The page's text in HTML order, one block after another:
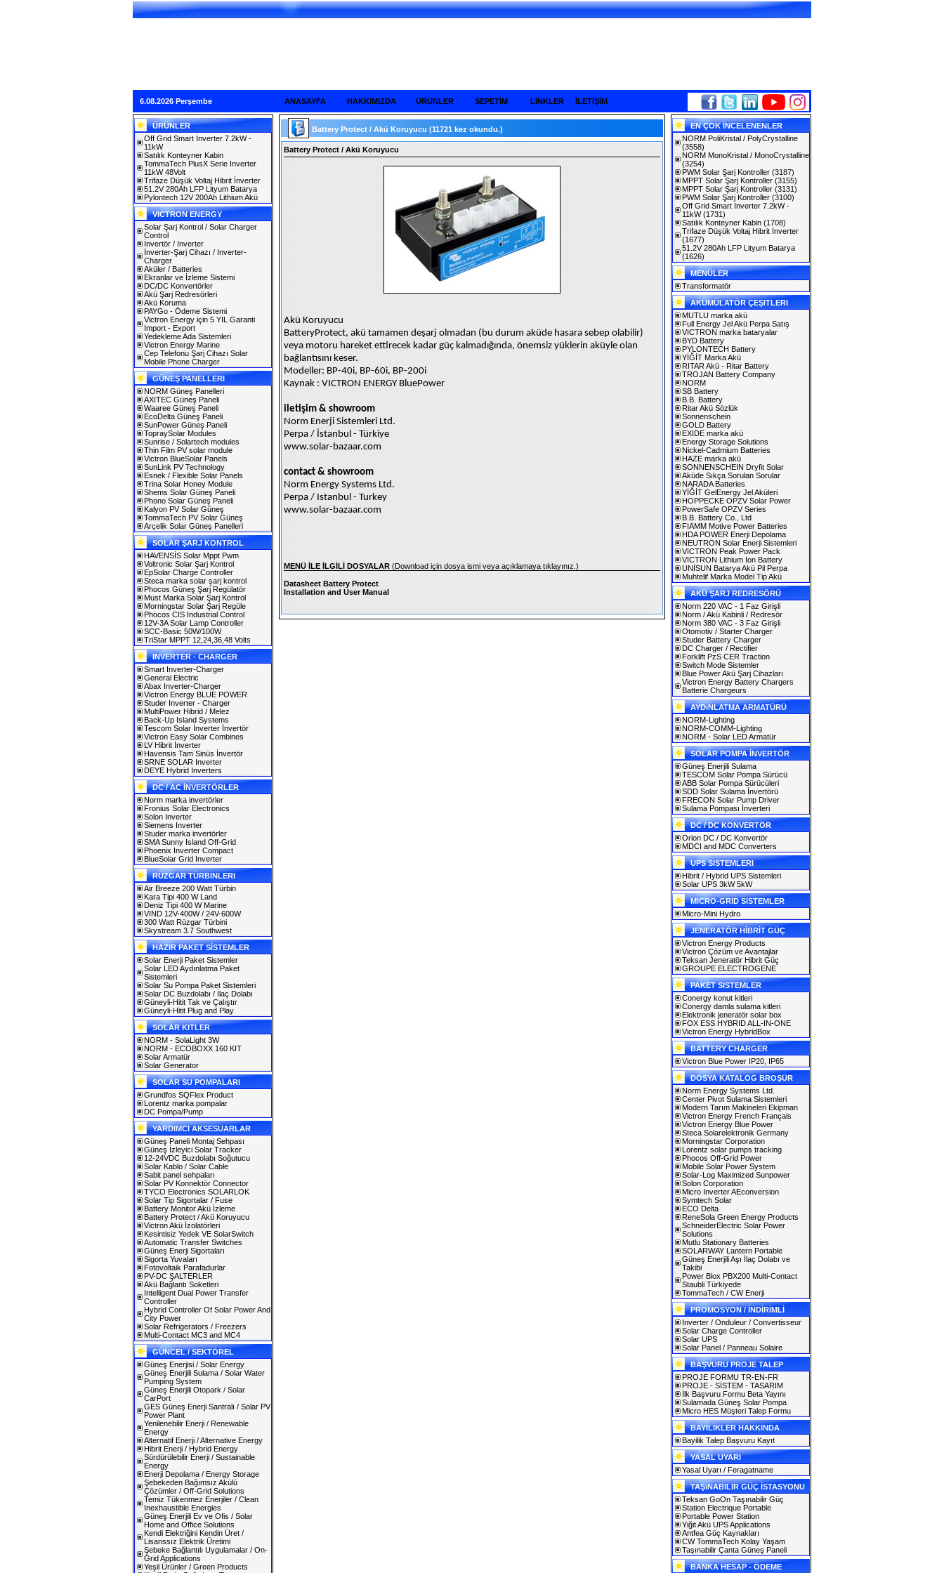
6.08.2026 Perşembe ANASAYFA HAKKIMIZDA ÜRÜNLER SEPETİM LİNKLER İLETİŞİM
ÜRÜNLER
Off Grid Smart Inverter 7.2kW -
11kW
Satılık Konteyner Kabin
TommaTech PlusX Serie Inverter
11kW 48Volt
Trifaze Düşük Voltaj Hibrit İnverter
51.2V 280Ah LFP Lityum Batarya
Pylontech 12V 200Ah Lithium Akü
VICTRON ENERGY
Solar Şarj Kontrol / Solar Charger
Control
İnvertör / Inverter
İnverter-Şarj Cihazı / Inverter-
Charger
Aküler / Batteries
Ekranlar ve İzleme Sistemi
DC/DC Konvertörler
Akü Şarj Redresörleri
Akü Koruma
PAYGo - Ödeme Sistemi
Victron Energy için 5 YIL Garanti
Import - Export
Yedekleme Ada Sistemleri
Victron Energy Marine
Cep Telefonu Şarj Cihazı Solar
Mobile Phone Charger
GÜNEŞ PANELLERI
NORM Güneş Panelleri
AXITEC Güneş Paneli
Waaree Güneş Paneli
EcoDelta Güneş Paneli
SunPower Güneş Paneli
TopraySolar Modules
Sunrise / Solartech modules
Thin Film PV solar module
Victron BlueSolar Panels
SunLink PV Technology
Esnek / Flexible Solar Panels
Trina Solar Honey Module
Shems Solar Güneş Paneli
Phono Solar Güneş Paneli
Kalyon PV Solar Güneş
TommaTech PV Solar Güneş
Arçelik Solar Güneş Panelleri
SOLAR ŞARJ KONTROL
HAVENSİS Solar Mppt Pwm
Voltronic Solar Şarj Kontrol
EpSolar Charge Controller
Steca marka solar şarj kontrol
Phocos Güneş Şarj Regülatör
Must Marka Solar Şarj Kontrol
Morningstar Solar Şarj Regüle
Phocos CIS Industrial Control
12V-3A Solar Lamp Controller
SCC-Basic 50W/100W
TriStar MPPT 12,24,36,48 Volts
INVERTER - CHARGER
Smart Inverter-Charger
General Electric
Abax Inverter-Charger
Victron Energy BLUE POWER
Studer Inverter - Charger
MultiPower Hibrid / Melez
Back-Up Island Systems
Tescom Solar İnverter İnvertör
Victron Easy Solar Combines
LV Hibrit İnverter
Havensis Tam Sinüs İnvertör
SRNE SOLAR Inverter
DEYE Hybrid Inverters
DC / AC İNVERTÖRLER
Norm marka invertörler
Fronius Solar Electronics
Solon Inverter
Siemens Inverter
Studer marka invertörler
SMA Sunny Island Off-Grid
Phoenix Inverter Compact
BlueSolar Grid Inverter
RÜZGAR TÜRBINLERI
Air Breeze 200 Watt Türbin
Kara Tipi 400 W Land
Deniz Tipi 400 W Marine
VIND 12V-400W / 24V-600W
300 Watt Rüzgar Türbini
Skystream 3.7 Southwest
HAZIR PAKET SİSTEMLER
Solar Enerji Paket Sistemler
Solar LED Aydınlatma Paket
Sistemleri
Solar Su Pompa Paket Sistemleri
Solar DC Buzdolabı / İlaç Dolabı
Güneyli-Hitit Tak ve Çalıştır
Güneyli-Hitit Plug and Play
SOLAR KITLER
NORM - SolaLight 3W
NORM - ECOBOXX 160 KIT
Solar Armatür
Solar Generator
SOLAR SU POMPALARI
Grundfos SQFlex Product
Lorentz marka pompalar
DC Pompa/Pump
YARDIMCI AKSESUARLAR
Güneş Paneli Montaj Sehpası
Güneş İzleyici Solar Tracker
12-24VDC Buzdolabı Soğutucu
Solar Kablo / Solar Cable
Sabit panel sehpaları
Solar PV Konnektör Connector
TYCO Electronics SOLARLOK
Solar Tip Sigortalar / Fuse
Battery Monitor Akü İzleme
Battery Protect / Akü Koruyucu
Victron Akü İzolatörleri
Kesintisiz Yedek VE SolarSwitch
Automatic Transfer Switches
Güneş Enerji Sigortaları
Sigorta Yuvaları
Fotovoltaik Parafadurlar
PV-DC ŞALTERLER
Akü Bağlantı Soketleri
Intelligent Dual Power Transfer
Controller
Hybrid Controller Of Solar Power And
City Power
Solar Refrigerators / Freezers
Multi-Contact MC3 and MC4
GÜNCEL / SEKTÖREL
Güneş Enerjisi / Solar Energy
Güneş Enerjili Sulama / Solar Water
Pumping System
Güneş Enerjili Otopark / Solar
CarPort
GES Güneş Enerji Santralı / Solar PV
Power Plant
Yenilenebilir Enerji / Renewable
Energy
Alternatif Enerji / Alternative Energy
Hibrit Enerji / Hybrid Energy
Sürdürülebilir Enerji / Sustainable
Energy
Enerji Depolama / Energy Storage
Şebekeden Bağımsız Akülü
Çözümler / Off-Grid Solutions
Temiz Tükenmez Enerjiler / Clean
Inexhaustible Energies
Güneş Enerjili Ev ve Ofis / Solar
Home and Office Solutions
Kendi Elektriğini Kendin Üret /
Lisanssız Elektrik Üretimi
Şebeke Bağlantılı Uygulamalar / On-
Grid Applications
Yeşil Ürünler / Green Products
Battery Protect / Akü Koruyucu (11721 kez okundu.)
Battery Protect / Akü Koruyucu
Akü Koruyucu
BatteryProtect, akü tamamen deşarj olmadan (bu durum aküde hasara sebep olabilir)
veya motoru hareket ettirecek kadar güç kalmadığında, önemsiz yüklerin aküyle olan
bağlantısını keser.
Modeller: BP-40i, BP-60i, BP-200i
Kaynak : VICTRON ENERGY BluePower
iletişim & showroom
Norm Enerji Sistemleri Ltd.
Perpa / İstanbul - Türkiye
www.solar-bazaar.com
contact & showroom
Norm Energy Systems Ltd.
Perpa / Istanbul - Turkey
www.solar-bazaar.com
MENÜ İLE İLGİLİ DOSYALAR (Download için dosya ismi veya açıklamaya tıklayınız.)
Datasheet Battery Protect
Installation and User Manual
EN ÇOK İNCELENENLER
NORM PoliKristal / PolyCrystalline
(3558)
NORM MonoKristal / MonoCrystalline
(3254)
PWM Solar Şarj Kontroller (3187)
MPPT Solar Şarj Kontroller (3155)
MPPT Solar Şarj Kontroller (3131)
PWM Solar Şarj Kontroller (3100)
Off Grid Smart Inverter 7.2kW -
11kW(1731)
Satılık Konteyner Kabin (1708)
Trifaze Düşük Voltaj Hibrit İnverter
(1677)
51.2V 280Ah LFP Lityum Batarya
(1626)
MENÜLER
Transformatör
AKÜMÜLATÖR ÇEŞITLERI
MUTLU marka akü
Full Energy Jel Akü Perpa Satış
VICTRON marka bataryalar
BYD Battery
PYLONTECH Battery
YİĞİT Marka Akü
RITAR Akü - Ritar Battery
TROJAN Battery Company
NORM
SB Battery
B.B. Battery
Ritar Akü Sözlük
Sonnenschein
GOLD Battery
EXIDE marka akü
Energy Storage Solutions
Nickel-Cadmium Batteries
HAZE marka akü
SONNENSCHEIN Dryfit Solar
Aküde Sıkça Sorulan Sorular
NARADA Batteries
YİĞİT GelEnergy Jel Aküleri
HOPPECKE OPZV Solar Power
PowerSafe OPZV Series
B.B. Battery Co., Ltd
FIAMM Motive Power Batteries
HDA POWER Enerji Depolama
NEUTRON Solar Enerji Sistemleri
VICTRON Peak Power Pack
VICTRON Lithium Ion Battery
UNİSUN Batarya Akü Pil Perpa
Muhtelif Marka Model Tip Akü
AKÜ ŞARJ REDRESÖRÜ
Norm 220 VAC - 1 Faz Girişli
Norm / Akü Kabinli / Redresör
Norm 380 VAC - 3 Faz Girişli
Otomotiv / Starter Charger
Studer Battery Charger
DC Charger / Rectifier
Forklift PzS CER Traction
Switch Mode Sistemler
Blue Power Akü Şarj Cihazları
Victron Energy Battery Chargers
Batterie Chargeurs
AYDıNLATMA ARMATÜRÜ
NORM-Lighting
NORM-COMM-Lighting
NORM - Solar LED Armatür
SOLAR POMPA İNVERTÖR
Güneş Enerjili Sulama
TESCOM Solar Pompa Sürücü
ABB Solar Pompa Sürücüleri
SDD Solar Sulama İnvertörü
FRECON Solar Pump Driver
Sulama Pompası İnverteri
DC / DC KONVERTÖR
Orion DC / DC Konvertör
MDCI and MDC Converters
UPS SISTEMLERI
Hibrit / Hybrid UPS Sistemleri
Solar UPS 3kW 5kW
MICRO-GRID SISTEMLER
Micro-Mini Hydro
JENERATÖR HİBRİT GÜÇ
Victron Energy Products
Victron Çözüm ve Avantajlar
Teksan Jeneratör Hibrit Güç
GROUPE ELECTROGENE
PAKET SISTEMLER
Conergy konut kitleri
Conergy damla sulama kitleri
Elektronik jeneratör solar box
FOX ESS HYBRID ALL-IN-ONE
Victron Energy HybridBox
BATTERY CHARGER
Victron Blue Power IP20, IP65
DOSYA KATALOG BROŞÜR
Norm Energy Systems Ltd.
Center Pivot Sulama Sistemleri
Modern Tarım Makineleri Ekipman
Victron Energy French Français
Victron Energy Blue Power
Steca Solarelektronik Germany
Morningstar Corporation
Lorentz solar pumps tracking
Phocos Off-Grid Power
Mobile Solar Power System
Solar-Log Maximized Sunpower
Solon Corporation
Micro Inverter AEconversion
Symtech Solar
ECO Delta
ReneSola Green Energy Products
SchneiderElectric Solar Power
Solutions
Mutlu Stationary Batteries
SOLARWAY Lantern Portable
Güneş Enerjili Aşı İlaç Dolabı ve
Takibi
Power Blox PBX200 Multi-Contact
Staubli Türkiyede
TommaTech / CW Enerji
PROMOSYON / İNDİRİMLİ
Inverter / Onduleur / Convertisseur
Solar Charge Controller
Solar UPS
Solar Panel / Panneau Solaire
BAŞVURU PROJE TALEP
PROJE FORMU TR-EN-FR
PROJE - SİSTEM - TASARIM
İlk Başvuru Formu Beta Yayını
Sulamada Güneş Solar Pompa
Micro HES Müşteri Talep Formu
BAYİLİKLER HAKKINDA
Bayilik Talep Başvuru Kayıt
YASAL UYARI
Yasal Uyarı / Feragatname
TAŞıNABILIR GÜÇ İSTASYONU
Teksan GoOn Taşınabilir Güç
Station Electrique Portable
Portable Power Station
Yiğit Akü UPS Applications
Antfea Güç Kaynakları
CW TommaTech Kolay Yaşam
Taşınabilir Çanta Güneş Paneli
BANKA HESAP - ÖDEME